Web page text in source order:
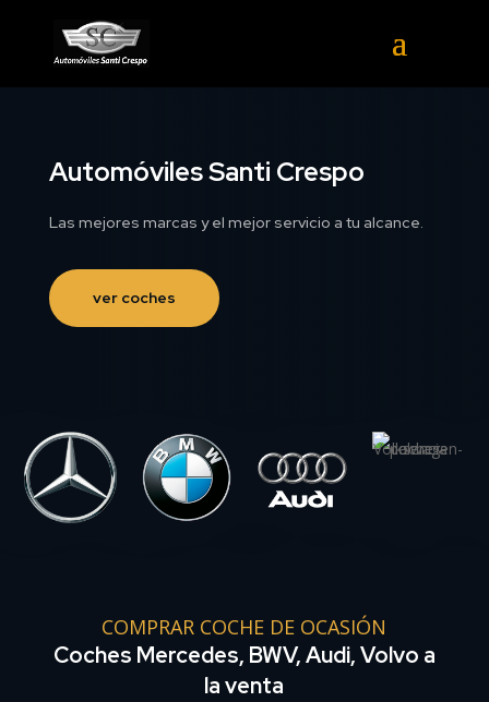
Automóviles Santi Crespo
Las mejores marcas y el mejor servicio a tu alcance.
ver coches
COMPRAR COCHE DE OCASIÓN
Coches Mercedes, BWV, Audi, Volvo a
la venta